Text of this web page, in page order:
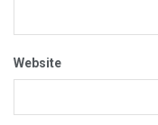
Website